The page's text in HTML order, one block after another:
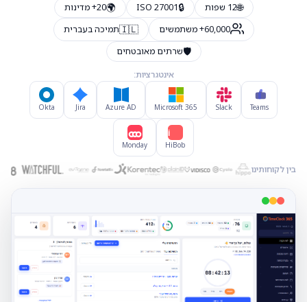
🌐12 שפות 🔒
ISO 27001
🌍20+ מדינות
60,000+ משתמשים
🇮🇱תמיכה בעברית
🛡️שרתים מאובטחים
אינטגרציות:
Teams
Slack
Microsoft 365
Azure AD
Jira
Okta
Hi
HiBob
Monday
בין לקוחותינו